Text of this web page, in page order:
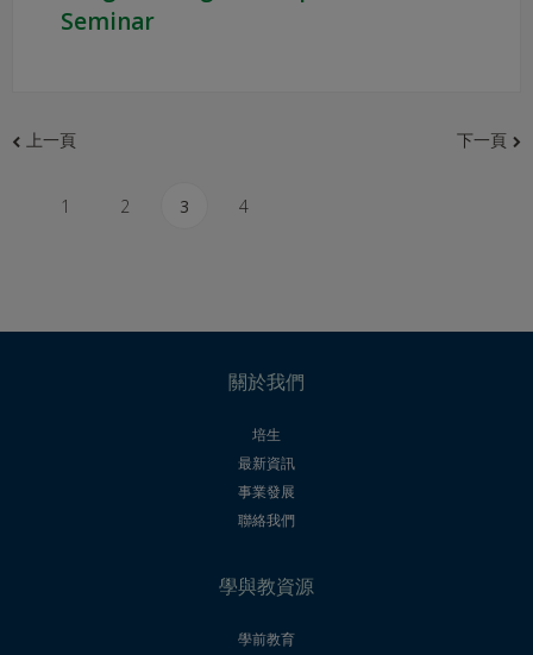
Seminar
上一頁
1 2 3 4
下一頁
關於我們
培生
最新資訊
事業發展
聯絡我們
學與教資源
學前教育